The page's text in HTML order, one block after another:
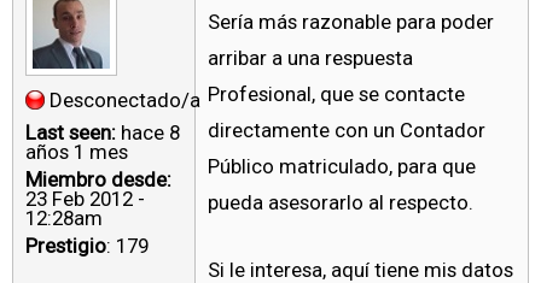
Desconectado/a
Last seen: hace 8
años 1 mes
Miembro desde:
23 Feb 2012 -
12:28am
Prestigio: 179
Sería más razonable para poder
arribar a una respuesta
Profesional, que se contacte
directamente con un Contador
Público matriculado, para que
pueda asesorarlo al respecto.
Si le interesa, aquí tiene mis datos